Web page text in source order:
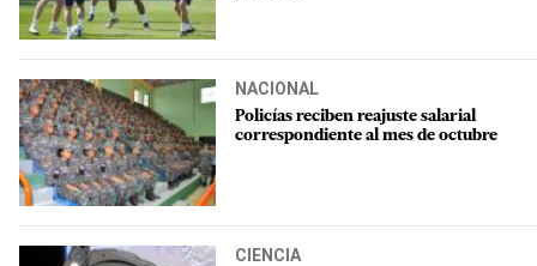
NACIONAL
Policías reciben reajuste salarial
correspondiente al mes de octubre
CIENCIA